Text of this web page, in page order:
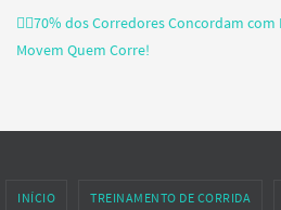
🏃‍♂️70% dos Corredores Concordam
Movem Quem Corre!
INÍCIO TREINAMENTO DE CORRIDA